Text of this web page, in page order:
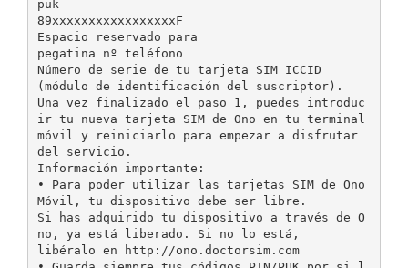
puk
89xxxxxxxxxxxxxxxxxF
Espacio reservado para
pegatina nº teléfono
Número de serie de tu tarjeta SIM ICCID
(módulo de identificación del suscriptor).
Una vez finalizado el paso 1, puedes introduc
ir tu nueva tarjeta SIM de Ono en tu terminal
móvil y reiniciarlo para empezar a disfrutar
del servicio.
Información importante:
• Para poder utilizar las tarjetas SIM de Ono
Móvil, tu dispositivo debe ser libre.
Si has adquirido tu dispositivo a través de O
no, ya está liberado. Si no lo está,
libéralo en http://ono.doctorsim.com